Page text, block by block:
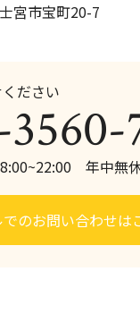
宮市宝町20-7
ださい
8:00~22:00 年中無
でのお問い合わせは